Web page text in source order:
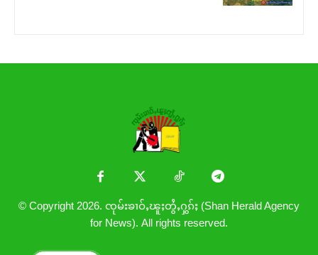
© Copyright 2026. ၸုမ်းၶၢဝ်ႇၽူႈတွႆႇႁွၵ်ႈ (Shan Herald Agency
for News). All rights reserved.